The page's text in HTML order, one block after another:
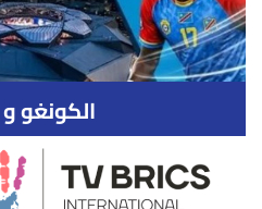
الكونغو و